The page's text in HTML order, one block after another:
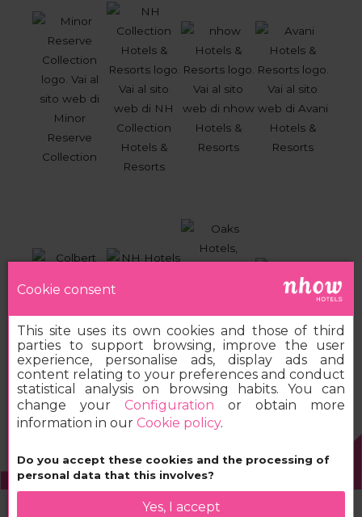
2026 MINOR HOTELS EUROPE & AMERICAS
Cookie consent
This site uses its own cookies and those of third
parties to support browsing, improve the user
experience, personalise ads, display ads and
content relating to your preferences and conduct
statistical analysis on browsing habits. You can
change your Configuration or obtain more
information in our Cookie policy.
Do you accept these cookies and the processing of
personal data that this involves?
Yes, I accept